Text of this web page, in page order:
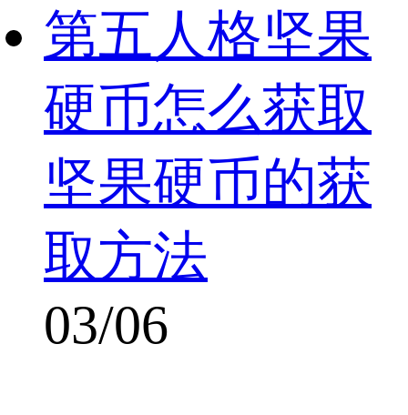
第五人格坚果
硬币怎么获取
坚果硬币的获
取方法
03/06